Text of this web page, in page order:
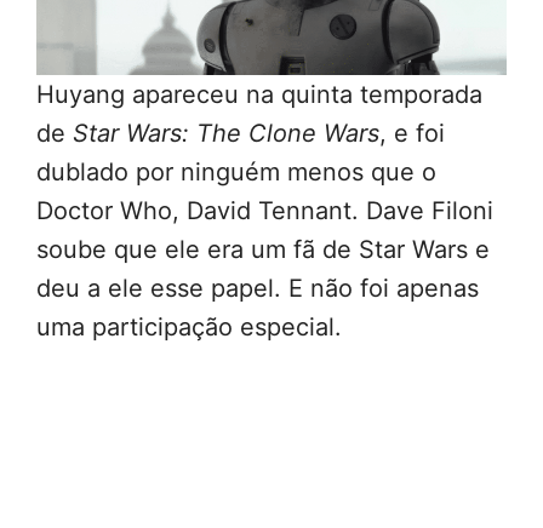
Huyang apareceu na quinta temporada
de Star Wars: The Clone Wars, e foi
dublado por ninguém menos que o
Doctor Who, David Tennant. Dave Filoni
soube que ele era um fã de Star Wars e
deu a ele esse papel. E não foi apenas
uma participação especial.